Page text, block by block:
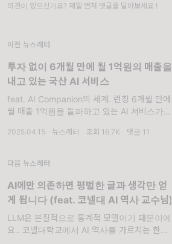
의견이 있으신가요? 제일 먼저 댓글을 달아보세요 !
이전 뉴스레터
투자 없이 6개월 만에 월 1억원의 매출을
내고 있는 국산 AI 서비스
feat. AI Companion의 세계. 런칭 6개월 만에
월 매출 1억원을 돌파하고 있는 AI 서비스가 있
과 같은 콘텐츠를 판매해요. 1회성 서비스로 끝
2025.04.15 뉴스레터 조회 16.7K 댓글 11
다음 뉴스레터
AI에만 의존하면 평범한 글과 생각만 얻
게 됩니다 (feat. 코넬대 AI 역사 교수님)
LLM은 본질적으로 통계적 모델이기 때문이에
요.. 코넬대학교에서 AI 역사를 가르치는 한국